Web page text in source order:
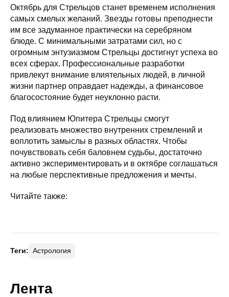
Октябрь для Стрельцов станет временем исполнения
самых смелых желаний. Звезды готовы преподнести
им все задуманное практически на серебряном
блюде. С минимальными затратами сил, но с
огромным энтузиазмом Стрельцы достигнут успеха во
всех сферах. Профессиональные разработки
привлекут внимание влиятельных людей, в личной
жизни партнер оправдает надежды, а финансовое
благосостояние будет неуклонно расти.
Под влиянием Юпитера Стрельцы смогут
реализовать множество внутренних стремлений и
воплотить замыслы в разных областях. Чтобы
почувствовать себя баловнем судьбы, достаточно
активно экспериментировать и в октябре соглашаться
на любые перспективные предложения и мечты.
Читайте также:
Теги: Астрология
Лента